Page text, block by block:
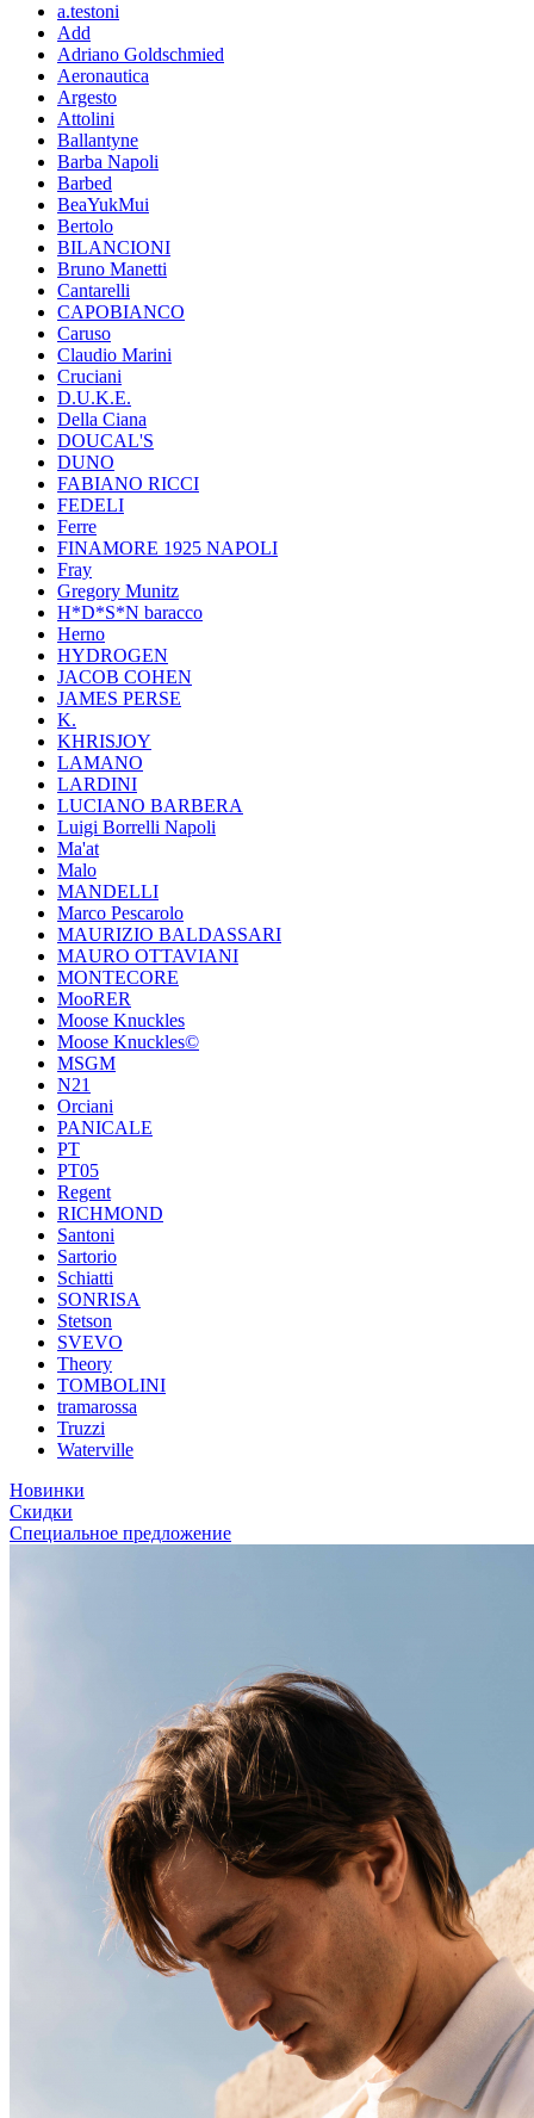
a.testoni
Add
Adriano Goldschmied
Aeronautica
Argesto
Attolini
Ballantyne
Barba Napoli
Barbed
BeaYukMui
Bertolo
BILANCIONI
Bruno Manetti
Cantarelli
CAPOBIANCO
Caruso
Claudio Marini
Cruciani
D.U.K.E.
Della Ciana
DOUCAL'S
DUNO
FABIANO RICCI
FEDELI
Ferre
FINAMORE 1925 NAPOLI
Fray
Gregory Munitz
H*D*S*N baracco
Herno
HYDROGEN
JACOB COHEN
JAMES PERSE
K.
KHRISJOY
LAMANO
LARDINI
LUCIANO BARBERA
Luigi Borrelli Napoli
Ma'at
Malo
MANDELLI
Marco Pescarolo
MAURIZIO BALDASSARI
MAURO OTTAVIANI
MONTECORE
MooRER
Moose Knuckles
Moose Knuckles©️
MSGM
N21
Orciani
PANICALE
PT
PT05
Regent
RICHMOND
Santoni
Sartorio
Schiatti
SONRISA
Stetson
SVEVO
Theory
TOMBOLINI
tramarossa
Truzzi
Waterville
Новинки
Скидки
Специальное предложение